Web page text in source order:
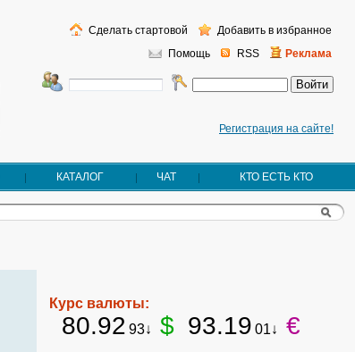
Регистрация на сайте!
Помощь RSS Реклама
Сделать стартовой Добавить в избранное
КАТАЛОГ ЧАТ КТО ЕСТЬ КТО
Курс валюты:
80.92 93↓ $ 93.19 01↓ €